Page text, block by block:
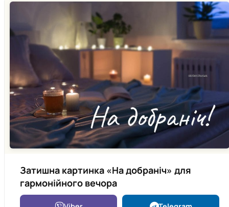
Затишна картинка «На добраніч» для
гармонійного вечора